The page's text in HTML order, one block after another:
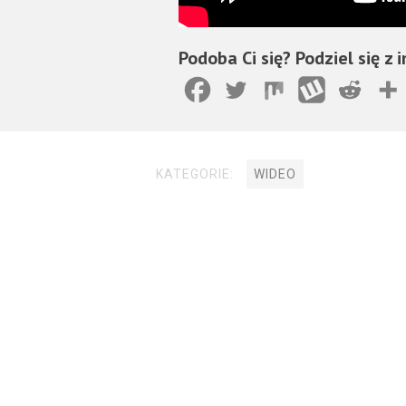
Podoba Ci się? Podziel się z
KATEGORIE: WIDEO